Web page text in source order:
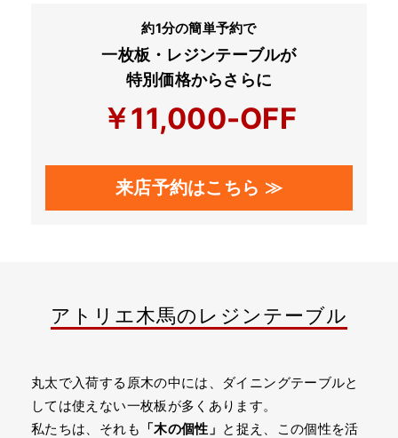
約1分の簡単予約で
一枚板・レジンテーブルが
特別価格からさらに
￥11,000-OFF
来店予約はこちら ≫
アトリエ木馬のレジンテーブル
丸太で入荷する原木の中には、ダイニングテーブルと
しては使えない一枚板が多くあります。
私たちは、それも
「木の個性」 と捉え、この個性を活